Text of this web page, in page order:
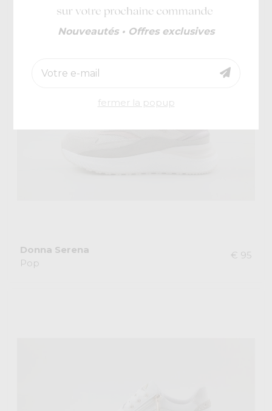
Donna Serena
Pop
€ 95
Nouveautés • Offres exclusives
fermer la popup